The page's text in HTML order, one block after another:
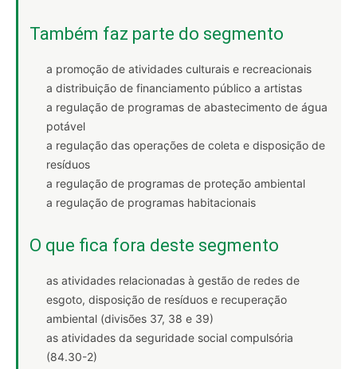
Também faz parte do segmento
a promoção de atividades culturais e recreacionais
a distribuição de financiamento público a artistas
a regulação de programas de abastecimento de água
potável
a regulação das operações de coleta e disposição de
resíduos
a regulação de programas de proteção ambiental
a regulação de programas habitacionais
O que fica fora deste segmento
as atividades relacionadas à gestão de redes de
esgoto, disposição de resíduos e recuperação
ambiental (divisões 37, 38 e 39)
as atividades da seguridade social compulsória
(84.30-2)